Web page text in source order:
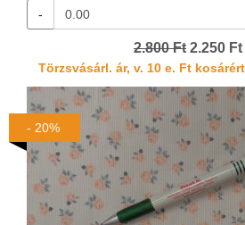
-
2.800 Ft 2.250 Ft
Törzsvásárl. ár, v. 10 e. Ft
- 20%